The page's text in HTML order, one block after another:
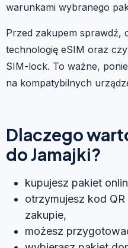
warunkami wybranego
Przed zakupem sprawdź,
technologię eSIM oraz
SIM-lock. To ważne,
na kompatybilnych
Dlaczego
do Jamajki?
kupujesz pakiet
otrzymujesz kod
zakupie,
możesz